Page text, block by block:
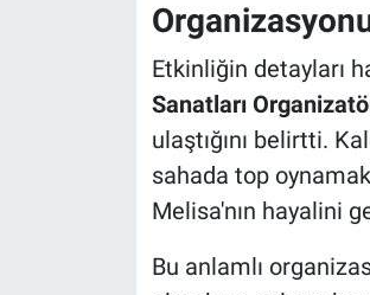
Etkinliğin detayları
Sanatları
ulaştığını belirtti.
sahada top
Melisa'nın hayalini
Bu anlamlı